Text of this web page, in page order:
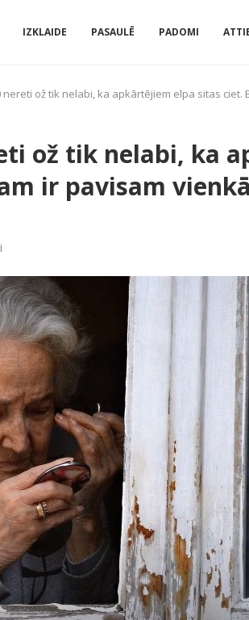
IZKLAIDE PASAULĒ PADOMI
nereti ož tik nelabi, ka apkārtējiem elpa sitas
ož tik nelabi, ka
ir pavisam